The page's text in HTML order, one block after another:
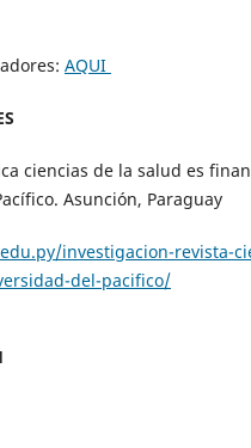
AQUI
ciencias de la salud es
Asunción, Paraguay
investigacion-revista-
del-pacifico/